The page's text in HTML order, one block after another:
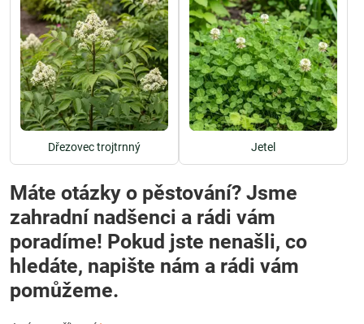
Dřezovec trojtrnný Jetel
Máte otázky o pěstování? Jsme
zahradní nadšenci a rádi vám
poradíme! Pokud jste nenašli, co
hledáte, napište nám a rádi vám
pomůžeme.